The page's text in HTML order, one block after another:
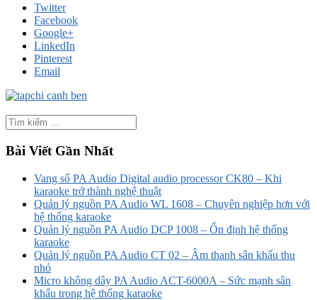
Twitter
Facebook
Google+
LinkedIn
Pinterest
Email
Bài Viết Gần Nhất
Vang số PA Audio Digital audio processor CK80 – Khi
karaoke trở thành nghệ thuật
Quản lý nguồn PA Audio WL 1608 – Chuyên nghiệp hơn với
hệ thống karaoke
Quản lý nguồn PA Audio DCP 1008 – Ổn định hệ thống
karaoke
Quản lý nguồn PA Audio CT 02 – Âm thanh sân khấu thu
nhỏ
Micro không dây PA Audio ACT-6000A – Sức mạnh sân
khấu trong hệ thống karaoke